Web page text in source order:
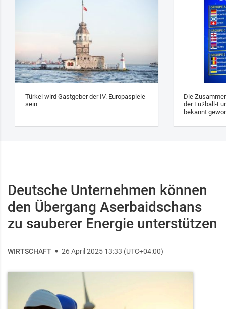
Türkei wird Gastgeber der IV. Europaspiele
sein
Die
der Fußball-
bekannt
Deutsche Unternehmen können
den Übergang Aserbaidschans
zu sauberer Energie unterstützen
WIRTSCHAFT 26 April 2025 13:33 (UTC+04:00)